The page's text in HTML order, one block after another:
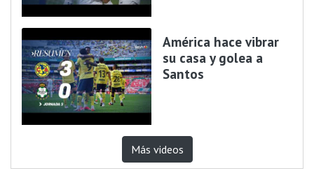
América hace vibrar
su casa y golea a
Santos
Más videos